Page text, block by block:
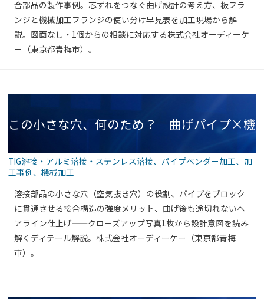
例】
合部品の製作事例。芯ずれをつなぐ曲げ設計の考え方、板フラ
ンジと機械加工フランジの使い分け早見表を加工現場から解
説。図面なし・1個からの相談に対応する株式会社オーディーケ
ー（東京都青梅市）。
この小さな穴、何のため？｜曲げパイプ×機
作事例・ディテール解説】
TIG溶接・アルミ溶接・ステンレス溶接、 パイプベンダー加工、 加
工事例、 機械加工
溶接部品の小さな穴（空気抜き穴）の役割、パイプをブロック
に貫通させる接合構造の強度メリット、曲げ後も途切れないヘ
アライン仕上げ——クローズアップ写真1枚から設計意図を読み
解くディテール解説。株式会社オーディーケー（東京都青梅
市）。